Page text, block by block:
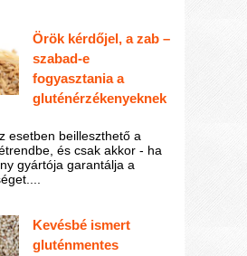
Örök kérdőjel, a zab –
szabad-e
fogyasztania a
gluténérzékenyeknek
esetben beilleszthető a
és csak akkor - ha
gyártója garantálja a
Kevésbé ismert
gluténmentes